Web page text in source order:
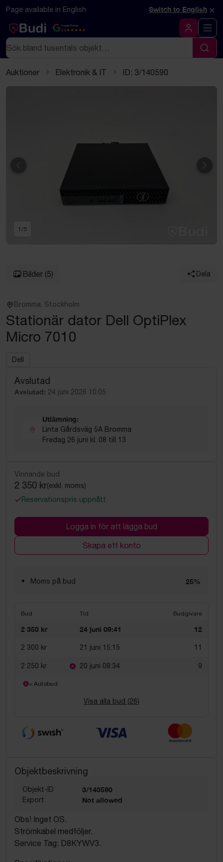
Hoppa till innehåll
Textbaserad (markdown) version av denna sida
Page available in English Switch to English ×
Google Rating
4.5
Logga in
Sök
Sök
Auktioner Elektronik & IT ID: 3/140590
Föregående
1 /5
Bilder (5) Dela
Bromma, Stockholm
Stationär dator Dell OptiPlex
Micro 7010
Dell
Avslutad
Avslutad: 24 juni 2026 10:05
Utlämning:
Linta Gårdsväg 5A Bromma
Fredag 26 juni kl. 08 till 13
Vinnande bud
2 350 kr(exkl. moms)
Reservationspris uppnått
Logga in för att lägga bud
Skapa ett konto
Moms på bud 25%
Bud Tid Budgivare
2 350 kr 24 juni 09:41 12
2 300 kr 21 juni 15:15 11
2 250 kr 20 juni 08:34 9
= Autobud
Visa alla bud (26)
Objektbeskrivning
Objekt-ID 3/140590
Export Not allowed
Obs! Inget OS.
Strömkabel medföljer.
Service Tag: D8KYWV3.